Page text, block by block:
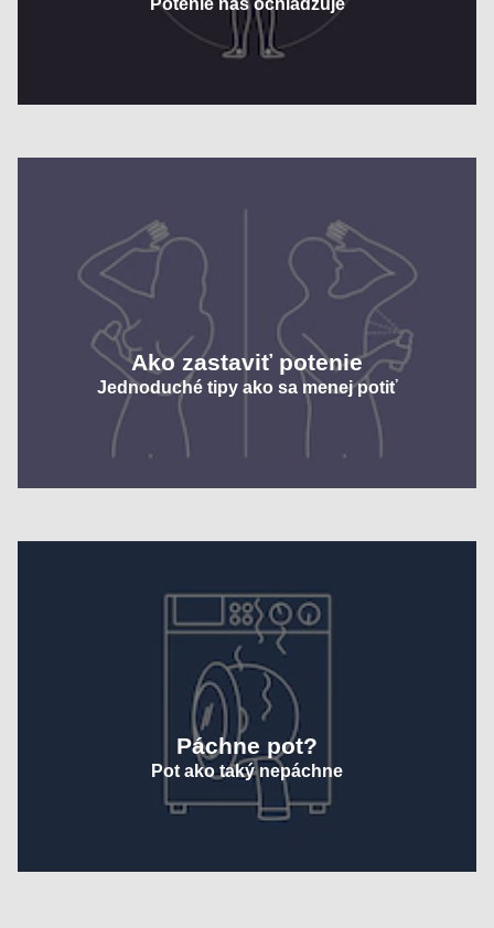
Potenie nás ochladzuje
Ako zastaviť potenie
Jednoduché tipy ako sa menej potiť
Páchne pot?
Pot ako taký nepáchne